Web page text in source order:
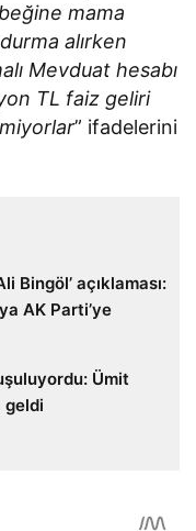
mama
alırken
Mevduat hesabı
TL faiz geliri
” ifadelerini
Bingöl’ açıklaması:
AK Parti’ye
Ümit
geldi